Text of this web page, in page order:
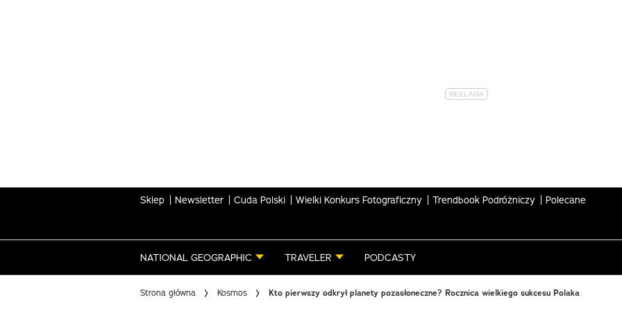
Sklep Newsletter Cuda Polski Wielki Konkurs Fotograficzny Trendbook Podróżniczy Polecane
NATIONAL GEOGRAPHIC TRAVELER PODCASTY
Strona główna Kosmos Kto pierwszy odkrył planety pozasłoneczne? Rocznica wielkiego sukcesu Polaka